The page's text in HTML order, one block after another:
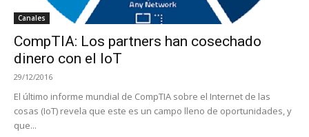
Canales
CompTIA: Los partners han cosechado
dinero con el IoT
29/12/2016
El último informe mundial de CompTIA sobre el Internet de las
cosas (IoT) revela que este es un campo lleno de oportunidades, y
que...